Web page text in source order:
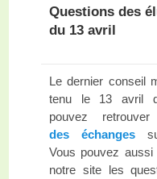
Questions des
du 13 avril
Le dernier conseil
tenu le 13 avril
pouvez retrouver
des échanges
Vous pouvez
notre site les